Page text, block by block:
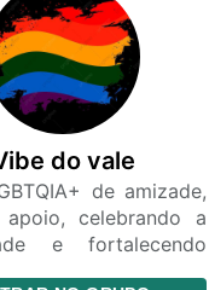
trocar informações
bater um papo,
entre amigos.
do vale
de amizade,
celebrando a
e fortalecendo